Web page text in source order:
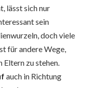
lässt sich nur
sein
doch viele
für andere Wege,
zu stehen.
auch in Richtung